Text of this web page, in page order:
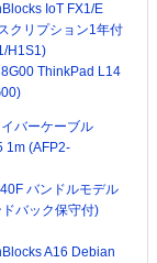
IoT FX1/E
クリプション1年付
H1S1)
ThinkPad L14
バーケーブル
1m (AFP2-
バンドルモデル
バック保守付)
A16 Debian